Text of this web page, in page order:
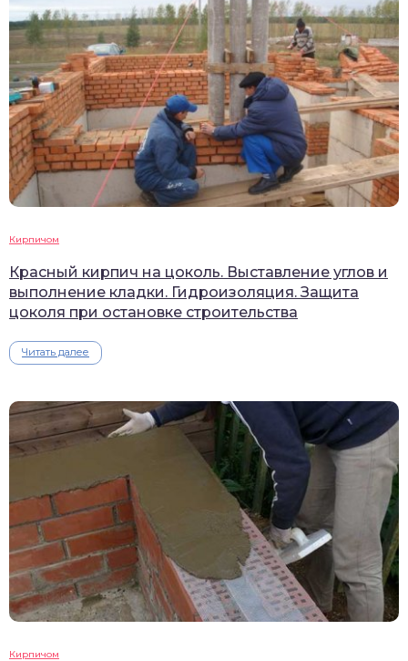
Кирпичом
Красный кирпич на цоколь. Выставление углов и
выполнение кладки. Гидроизоляция. Защита
цоколя при остановке строительства
Читать далее
Кирпичом